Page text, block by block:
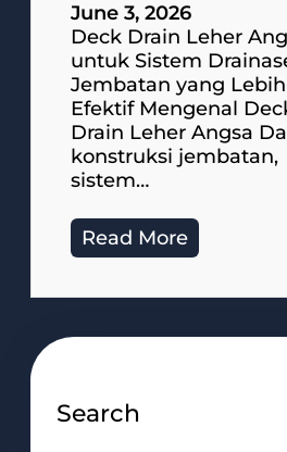
June 3, 2026
Deck Drain Leher
untuk Sistem
Jembatan yang Lebih
Efektif Mengenal
Drain Leher Angsa
konstruksi jembatan,
sistem…
Read More
Search